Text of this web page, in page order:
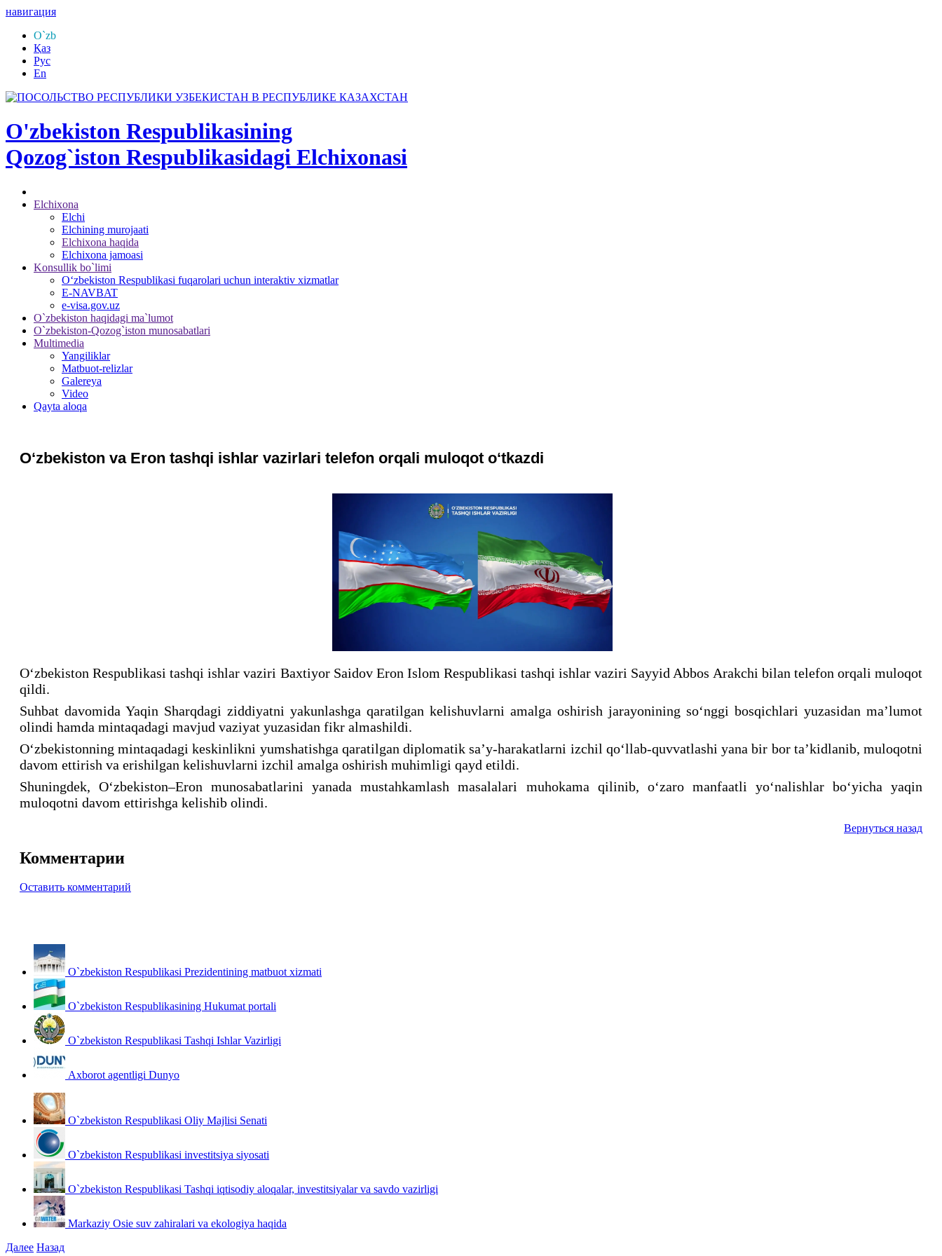
навигация
O`zb
Қаз
Рус
En
O'zbekiston Respublikasining
Qozog`iston Respublikasidagi Elchixonasi
Elchixona
Elchi
Elchining murojaati
Elchixona haqida
Elchixona jamoasi
Konsullik bo`limi
O‘zbekiston Respublikasi fuqarolari uchun interaktiv xizmatlar
E-NAVBAT
e-visa.gov.uz
O`zbekiston haqidagi ma`lumot
O`zbekiston-Qozog`iston munosabatlari
Multimedia
Yangiliklar
Matbuot-relizlar
Galereya
Video
Qayta aloqa
O‘zbekiston va Eron tashqi ishlar vazirlari telefon orqali muloqot o‘tkazdi
O‘zbekiston Respublikasi tashqi ishlar vaziri Baxtiyor Saidov Eron Islom Respublikasi tashqi ishlar vaziri Sayyid Abbos Arakchi bilan telefon orqali muloqot
qildi.
Suhbat davomida Yaqin Sharqdagi ziddiyatni yakunlashga qaratilgan kelishuvlarni amalga oshirish jarayonining soʻnggi bosqichlari yuzasidan maʼlumot
olindi hamda mintaqadagi mavjud vaziyat yuzasidan fikr almashildi.
Oʻzbekistonning mintaqadagi keskinlikni yumshatishga qaratilgan diplomatik saʼy-harakatlarni izchil qoʻllab-quvvatlashi yana bir bor taʼkidlanib, muloqotni
davom ettirish va erishilgan kelishuvlarni izchil amalga oshirish muhimligi qayd etildi.
Shuningdek, Oʻzbekiston–Eron munosabatlarini yanada mustahkamlash masalalari muhokama qilinib, oʻzaro manfaatli yoʻnalishlar boʻyicha yaqin
muloqotni davom ettirishga kelishib olindi.
Вернуться назад
Комментарии
Оставить комментарий
O`zbekiston Respublikasi Prezidentining matbuot xizmati
O`zbekiston Respublikasining Hukumat portali
O`zbekiston Respublikasi Tashqi Ishlar Vazirligi
Аxborot agentligi Dunyo
O`zbekiston Respublikasi Oliy Majlisi Senati
O`zbekiston Respublikasi investitsiya siyosati
O`zbekiston Respublikasi Tashqi iqtisodiy aloqalar, investitsiyalar va savdo vazirligi
Markaziy Osie suv zahiralari va ekologiya haqida
Далее Назад